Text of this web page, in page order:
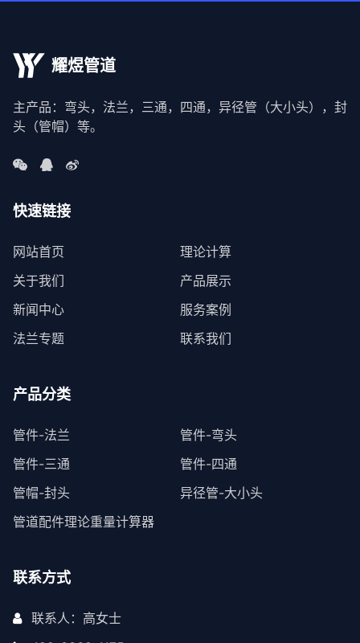
耀煜管道
主产品：弯头，法兰，三通，四通，异径管（大小头），封
头（管帽）等。
快速链接
网站首页
理论计算
关于我们
产品展示
新闻中心
服务案例
法兰专题
联系我们
产品分类
管件-法兰
管件-弯头
管件-三通
管件-四通
管帽-封头
异径管-大小头
管道配件理论重量计算器
联系方式
联系人：高女士